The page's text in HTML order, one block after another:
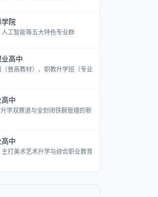
院
工智能等五大特色专业群
高中
普高教材）、职教升学班（专业
中
学双赛道与全封闭铁腕管理的新
中
打美术艺术升学与综合职业教育